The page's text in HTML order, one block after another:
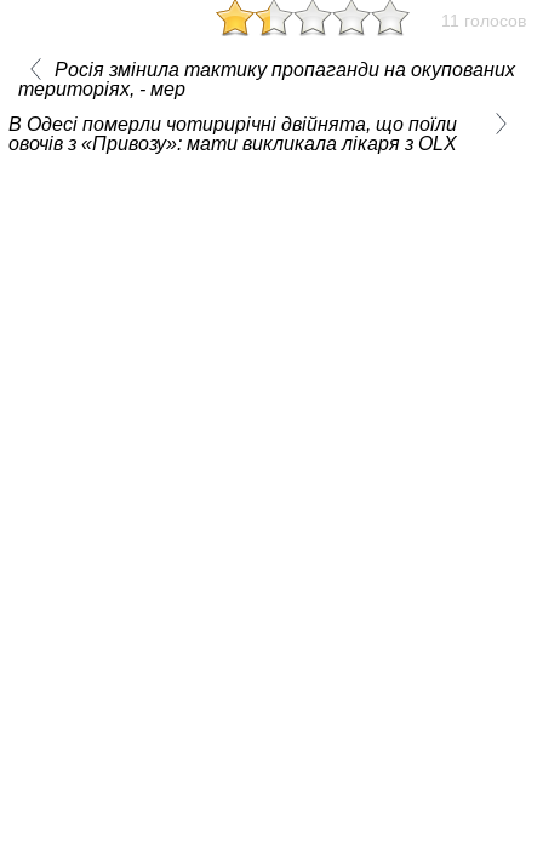
11 голосов
Росія змінила тактику пропаганди на окупованих
територіях, - мер
В Одесі померли чотирирічні двійнята, що поїли
овочів з «Привозу»: мати викликала лікаря з ОLX